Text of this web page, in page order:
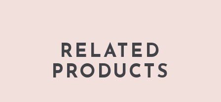
RELATED
PRODUCTS